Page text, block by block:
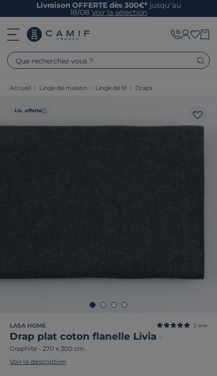
Livraison OFFERTE dès 300€* jusqu’au
18/08 Voir la sélection
Que recherchez-vous ?
Accueil > Linge de maison > Linge de lit > Draps
Liv. offerte
LASA HOME
Drap plat coton flanelle Livia -
Graphite - 270 x 300 cm
2 avis
Voir la description